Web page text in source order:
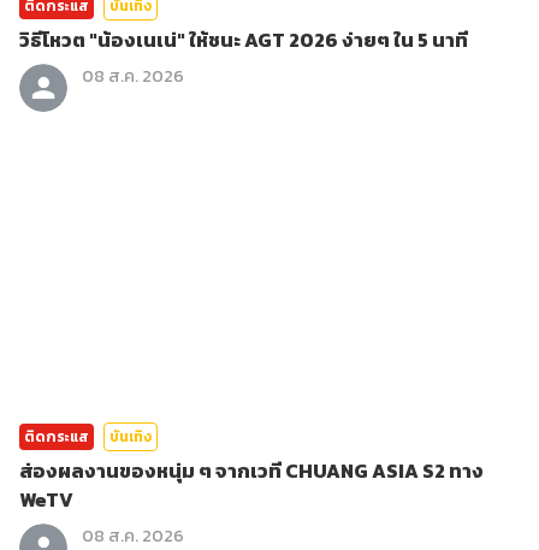
ติดกระแส บันเทิง
วิธีโหวต "น้องเนเน่" ให้ชนะ AGT 2026 ง่ายๆ ใน 5 นาที
08 ส.ค. 2026
ติดกระแส บันเทิง
ส่องผลงานของหนุ่ม ๆ จากเวที CHUANG ASIA S2 ทาง
WeTV
08 ส.ค. 2026